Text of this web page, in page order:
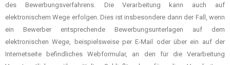
des Bewerbungsverfahrens. Die Verarbeitung kann auch auf
elektronischem Wege erfolgen. Dies ist insbesondere dann der Fall, wenn
ein Bewerber entsprechende Bewerbungsunterlagen auf dem
elektronischen Wege, beispielsweise per E-Mail oder über ein auf der
Internetseite befindliches Webformular, an den für die Verarbeitung